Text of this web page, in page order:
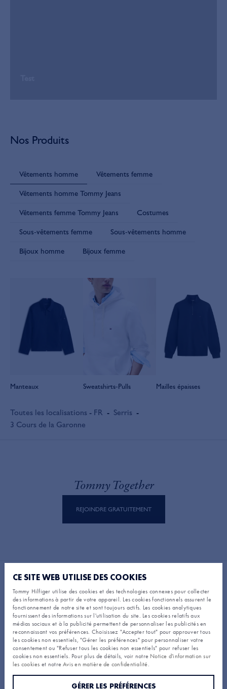
Nos Produits
Vêtements homme Vêtements femme
Vêtements homme Tommy Jeans
Vêtements femme Tommy Jeans Costumes
Sous-vêtements femme Sous-vêtements homme
Bijoux homme Bijoux femme
Manteaux Sweatshirts-Pulls Mailles épaisses
Toutes les localisations - FR - Serris -
3 Cours de la Garonne
Tommy Together
REJOINDRE GRATUITEMENT
Aide Et Assistance
FAQ
Statut de la commande
Livraison
Retours et remboursements
Commandes et paiements
Guide des tailles
Trouver Une Boutique
À Propos De Tommy Hilfiger
Qui sommes-nous?
Actualités
Conditions Générales
Tommy Hilfiger Carte Cadeau Conditions Générales
Avis en matière de confidentialité
Engagement de confidentialité
Notice d’information sur les cookies
Joignez Vous À Nous
Devenez membre
Carrière
Explore
Sustainability & Inclusivity
CE SITE WEB UTILISE DES COOKIES
Tommy Hilfiger utilise des cookies et des technologies connexes pour collecter
des informations à partir de votre appareil. Les cookies fonctionnels assurent le
fonctionnement de notre site et sont toujours actifs. Les cookies analytiques
fournissent des informations sur l'utilisation du site. Les cookies relatifs aux
médias sociaux et à la publicité permettent de personnaliser les publicités en
reconnaissant vos préférences. Choisissez "Accepter tout" pour approuver tous
les cookies non essentiels, "Gérer les préférences" pour personnaliser votre
consentement ou "Refuser tous les cookies non essentiels" pour refuser les
cookies non essentiels. Pour plus de détails, voir notre Notice d'information sur
les cookies et notreAvis en matière de confidentialité.
GÉRER LES PRÉFÉRENCES